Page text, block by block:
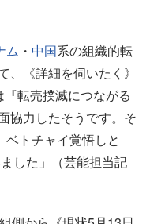
ム ・ 中国系の組織的転
《詳細を伺いたく》
転売撲滅につながる
協力したそうです。そ
トチャイ覚悟しと
した」（芸能担当記